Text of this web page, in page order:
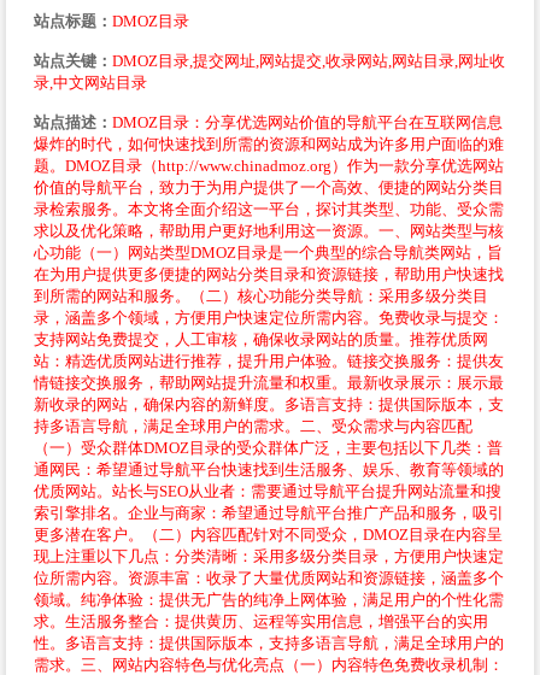
站点标题： DMOZ目录
站点关键： DMOZ目录,提交网址,网站提交,收录网站,网站目录,网址收
录,中文网站目录
站点描述： DMOZ目录：分享优选网站价值的导航平台在互联网信息
爆炸的时代，如何快速找到所需的资源和网站成为许多用户面临的难
题。DMOZ目录（http://www.chinadmoz.org）作为一款分享优选网站
价值的导航平台，致力于为用户提供了一个高效、便捷的网站分类目
录检索服务。本文将全面介绍这一平台，探讨其类型、功能、受众需
求以及优化策略，帮助用户更好地利用这一资源。一、网站类型与核
心功能（一）网站类型DMOZ目录是一个典型的综合导航类网站，旨
在为用户提供更多便捷的网站分类目录和资源链接，帮助用户快速找
到所需的网站和服务。（二）核心功能分类导航：采用多级分类目
录，涵盖多个领域，方便用户快速定位所需内容。免费收录与提交：
支持网站免费提交，人工审核，确保收录网站的质量。推荐优质网
站：精选优质网站进行推荐，提升用户体验。链接交换服务：提供友
情链接交换服务，帮助网站提升流量和权重。最新收录展示：展示最
新收录的网站，确保内容的新鲜度。多语言支持：提供国际版本，支
持多语言导航，满足全球用户的需求。二、受众需求与内容匹配
（一）受众群体DMOZ目录的受众群体广泛，主要包括以下几类：普
通网民：希望通过导航平台快速找到生活服务、娱乐、教育等领域的
优质网站。站长与SEO从业者：需要通过导航平台提升网站流量和搜
索引擎排名。企业与商家：希望通过导航平台推广产品和服务，吸引
更多潜在客户。（二）内容匹配针对不同受众，DMOZ目录在内容呈
现上注重以下几点：分类清晰：采用多级分类目录，方便用户快速定
位所需内容。资源丰富：收录了大量优质网站和资源链接，涵盖多个
领域。纯净体验：提供无广告的纯净上网体验，满足用户的个性化需
求。生活服务整合：提供黄历、运程等实用信息，增强平台的实用
性。多语言支持：提供国际版本，支持多语言导航，满足全球用户的
需求。三、网站内容特色与优化亮点（一）内容特色免费收录机制：